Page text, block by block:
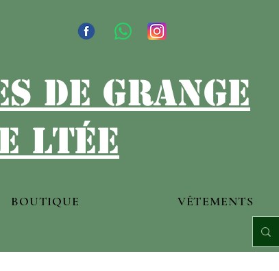
de grange
ltée
BOUTIQUE VÊTEMENTS